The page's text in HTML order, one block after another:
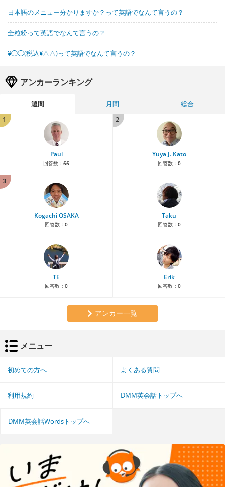
日本語のメニュー分かりますか？って英語でなんて言うの？
全粒粉って英語でなんて言うの？
¥◯◯(税込¥△△)って英語でなんて言うの？
アンカーランキング
週間 月間
総合
1
Paul
回答数： 66
2
Yuya J. Kato
回答数： 0
3
Kogachi OSAKA
回答数： 0
Taku
回答数： 0
TE
回答数： 0
Erik
回答数： 0
アンカー一覧
メニュー
初めての方へ よくある質問
利用規約 DMM英会話トップへ
DMM英会話Wordsトップへ